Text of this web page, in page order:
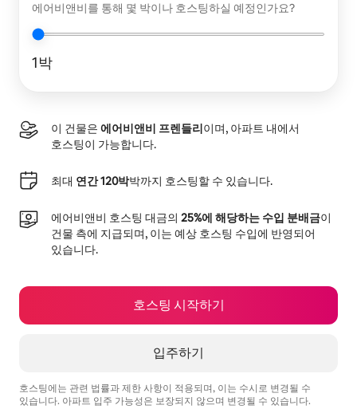
에어비앤비를 통해 몇 박이나 호스팅하실 예정인가요?
1박
이 건물은 에어비앤비 프렌들리이며, 아파트 내에서
호스팅이 가능합니다.
최대 연간 120박박까지 호스팅할 수 있습니다.
에어비앤비 호스팅 대금의 25%에 해당하는 수입 분배금이
건물 측에 지급되며, 이는 예상 호스팅 수입에 반영되어
있습니다.
호스팅 시작하기
입주하기
호스팅에는 관련 법률과 제한 사항이 적용되며, 이는 수시로 변경될 수
있습니다. 아파트 입주 가능성은 보장되지 않으며 변경될 수 있습니다.